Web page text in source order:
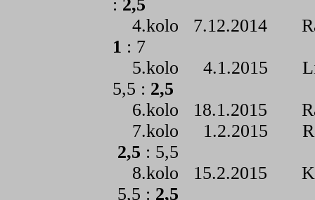
: 2,5
4.kolo
1 : 7
5.kolo 4.1.2015
5,5 : 2,5
6.kolo
7.kolo 1.2.2015
2,5 : 5,5
8.kolo 15.2.2015
5,5 : 2,5